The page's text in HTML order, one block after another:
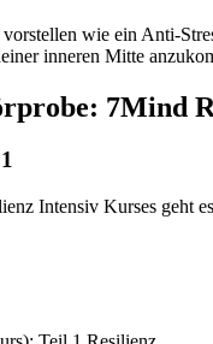
wie ein Anti-
inneren Mitte
7Mind
Intensiv Kurses geht